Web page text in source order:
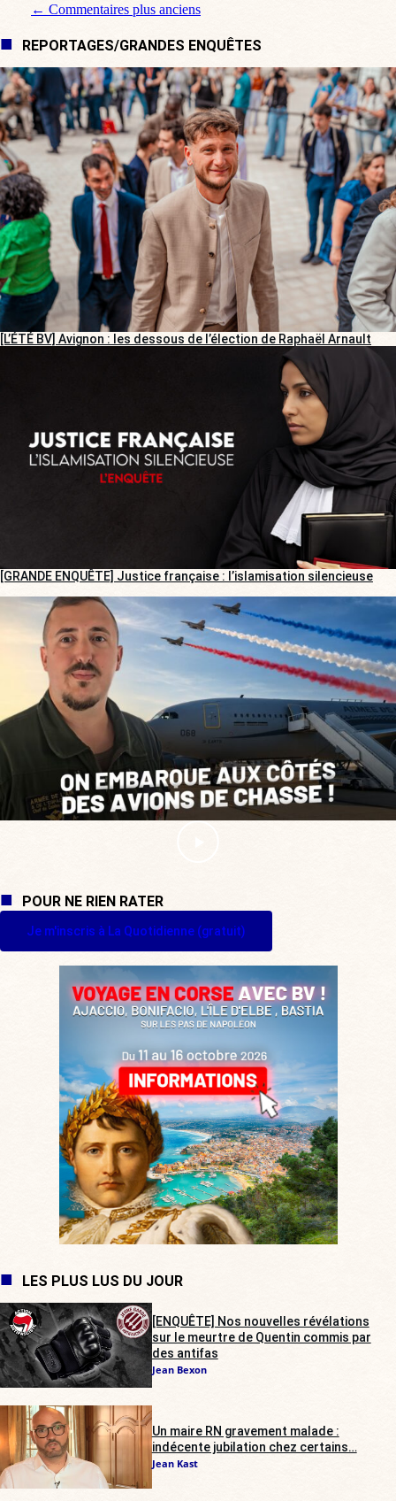
Navigation de commentaire
← Commentaires plus anciens
REPORTAGES/GRANDES ENQUÊTES
[L’ÉTÉ BV] Avignon : les dessous de l’élection de Raphaël Arnault
[GRANDE ENQUÊTE] Justice française : l’islamisation silencieuse
POUR NE RIEN RATER
Je m'inscris à La Quotidienne (gratuit)
LES PLUS LUS DU JOUR
[ENQUÊTE] Nos nouvelles révélations
sur le meurtre de Quentin commis par
des antifas
Jean Bexon
Un maire RN gravement malade :
indécente jubilation chez certains…
Jean Kast